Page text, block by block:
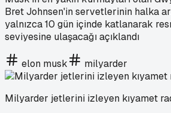
Bret Johnsen'in servetlerinin halka
yalnızca 10 gün içinde katlanarak
seviyesine ulaşacağı açıklandı
elon musk milyarder
Milyarder jetlerini izleyen kıyamet